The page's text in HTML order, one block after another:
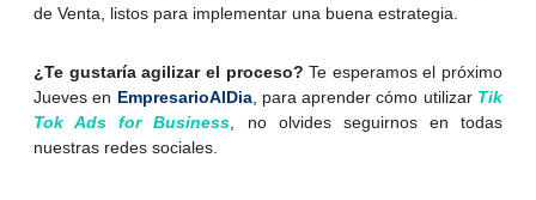
de Venta, listos para implementar una buena estrategia.
¿Te gustaría agilizar el proceso? Te esperamos el próximo
Jueves en EmpresarioAlDia, para aprender cómo utilizar Tik
Tok Ads for Business , no olvides seguirnos en todas
nuestras redes sociales.